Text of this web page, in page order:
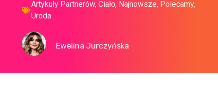
Artykuły Partnerów, Ciało, Najnowsze, Polecamy,
Uroda
Ewelina Jurczyńska